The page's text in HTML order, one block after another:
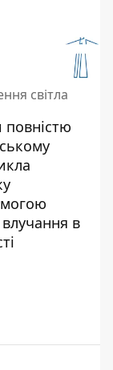
світла
повністю
в